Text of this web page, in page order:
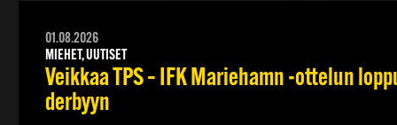
01.08.2026
MIEHET, UUTISET
Veikkaa TPS – IFK Mariehamn -ottelun
derbyyn